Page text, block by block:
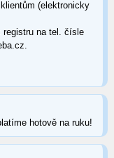
(elektronicky
registru na tel. čísle
hotově na ruku!